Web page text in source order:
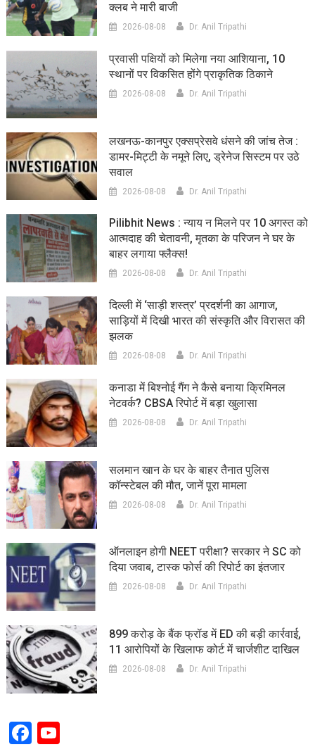
क्लब ने मारी बाजी
2026-08-08 Dr. Anil Tripathi
प्रवासी पक्षियों को मिलेगा नया आशियाना, 10
स्थानों पर विकसित होंगे प्राकृतिक ठिकाने
2026-08-08 Dr. Anil Tripathi
लखनऊ-कानपुर एक्सप्रेसवे धंसने की जांच तेज :
डामर-मिट्टी के नमूने लिए, ड्रेनेज सिस्टम पर उठे
सवाल
2026-08-08 Dr. Anil Tripathi
Pilibhit News : न्याय न मिलने पर 10 अगस्त को
आत्मदाह की चेतावनी, मृतका के परिजन ने घर के
बाहर लगाया फ्लैक्स!
2026-08-08 Dr. Anil Tripathi
दिल्ली में ‘साड़ी शस्त्र’ प्रदर्शनी का आगाज,
साड़ियों में दिखी भारत की संस्कृति और विरासत की
झलक
2026-08-08 Dr. Anil Tripathi
कनाडा में बिश्नोई गैंग ने कैसे बनाया क्रिमिनल
नेटवर्क? CBSA रिपोर्ट में बड़ा खुलासा
2026-08-08 Dr. Anil Tripathi
सलमान खान के घर के बाहर तैनात पुलिस
कॉन्स्टेबल की मौत, जानें पूरा मामला
2026-08-08 Dr. Anil Tripathi
ऑनलाइन होगी NEET परीक्षा? सरकार ने SC को
दिया जवाब, टास्क फोर्स की रिपोर्ट का इंतजार
2026-08-08 Dr. Anil Tripathi
899 करोड़ के बैंक फ्रॉड में ED की बड़ी कार्रवाई,
11 आरोपियों के खिलाफ कोर्ट में चार्जशीट दाखिल
2026-08-08 Dr. Anil Tripathi
Facebook
YouTube